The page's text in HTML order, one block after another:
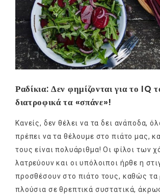
Ραδίκια: Δεν φημίζονται για το IQ
διατροφικά τα «σπάνε»!
Κανείς, δεν θέλει να τα δει ανάποδα,
πρέπει να τα θέλουμε στο πιάτο μας,
τους είναι πολυάριθμα! Οι φίλοι των
λατρεύουν και οι υπόλοιποι ήρθε η
προσθέσουν στο πιάτο τους, καθώς τα
πλούσια σε θρεπτικά συστατικά,